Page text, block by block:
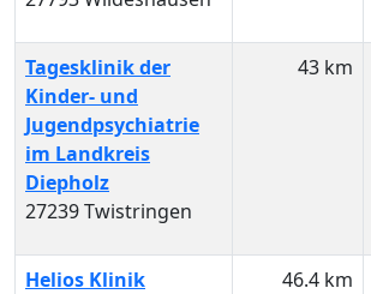
Tagesklinik der
Kinder- und
Jugendpsychiatrie
im Landkreis
Diepholz
27239 Twistringen
43 km
Helios Klinik
46.4 km